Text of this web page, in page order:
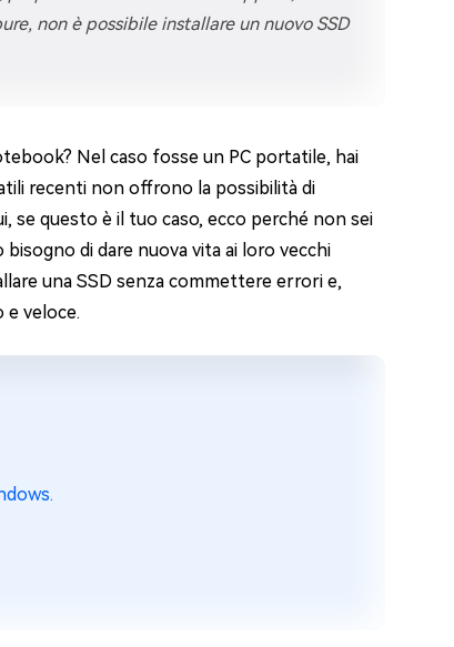
non è possibile installare un nuovo SSD
Nel caso fosse un PC portatile, hai
recenti non offrono la possibilità di
se questo è il tuo caso, ecco perché non sei
di dare nuova vita ai loro vecchi
una SSD senza commettere errori e,
e veloce.